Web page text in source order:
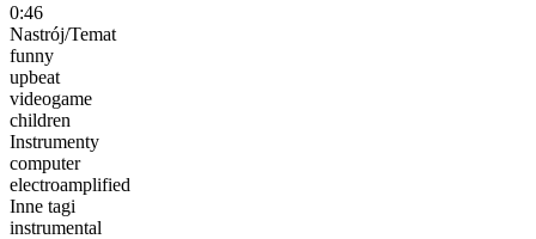
0:46
Nastrój/Temat
funny
upbeat
videogame
children
Instrumenty
computer
electroamplified
Inne tagi
instrumental